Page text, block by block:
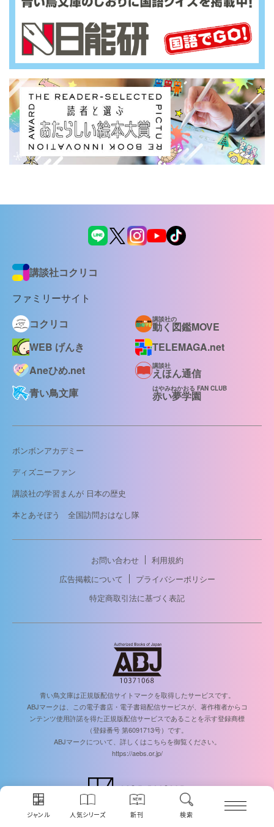
ジャンル 人気シリーズ 新刊 検索
講談社コクリコ
ファミリーサイト
コクリコ
講談社の
動く図鑑MOVE
WEB げんき
TELEMAGA.net
Aneひめ.net
講談社
えほん通信
青い鳥文庫
はやみねかおる FAN CLUB
赤い夢学園
ボンボンアカデミー
ディズニーファン
講談社の学習まんが 日本の歴史
本とあそぼう 全国訪問おはなし隊
お問い合わせ
利用規約
広告掲載について
プライバシーポリシー
特定商取引法に基づく表記
青い鳥文庫は正規版配信サイトマークを取得したサービスです。
ABJマークは、この電子書店・電子書籍配信サービスが、著作権者からコ
ンテンツ使用許諾を得た正規版配信サービスであることを示す登録商標
（登録番号 第6091713号）です。
ABJマークについて、詳しくはこちらを御覧ください。
https://aebs.or.jp/
© KODANSHA Ltd. All rights reserved.